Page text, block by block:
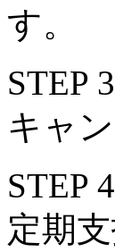
す。
STEP 3
キャ
STEP 4
定期